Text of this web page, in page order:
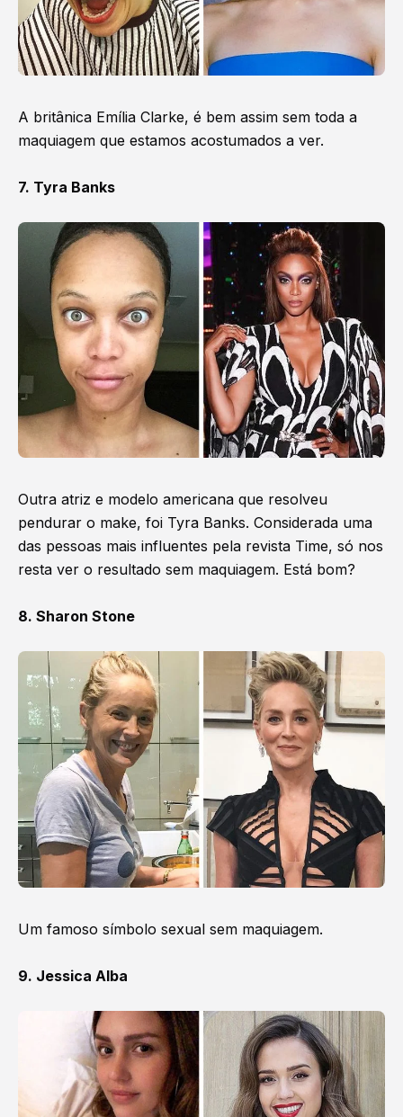
A britânica Emília Clarke, é bem assim sem toda a
maquiagem que estamos acostumados a ver.
7. Tyra Banks
Outra atriz e modelo americana que resolveu
pendurar o make, foi Tyra Banks. Considerada uma
das pessoas mais influentes pela revista Time, só nos
resta ver o resultado sem maquiagem. Está bom?
8. Sharon Stone
Um famoso símbolo sexual sem maquiagem.
9. Jessica Alba